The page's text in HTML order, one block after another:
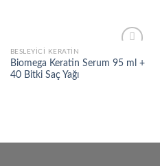
Add to
wishlist
BESLEYICI KERATIN
Biomega Keratin Serum 95 ml +
40 Bitki Saç Yağı